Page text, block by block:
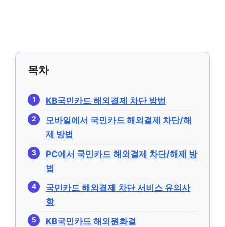
목차
KB국민카드 해외결제 차단 방법
모바일에서 국민카드 해외결제 차단/해
제 방법
PC에서 국민카드 해외결제 차단/해제 방
법
국민카드 해외결제 차단 서비스 유의사
항
KB국민카드 해외원화결